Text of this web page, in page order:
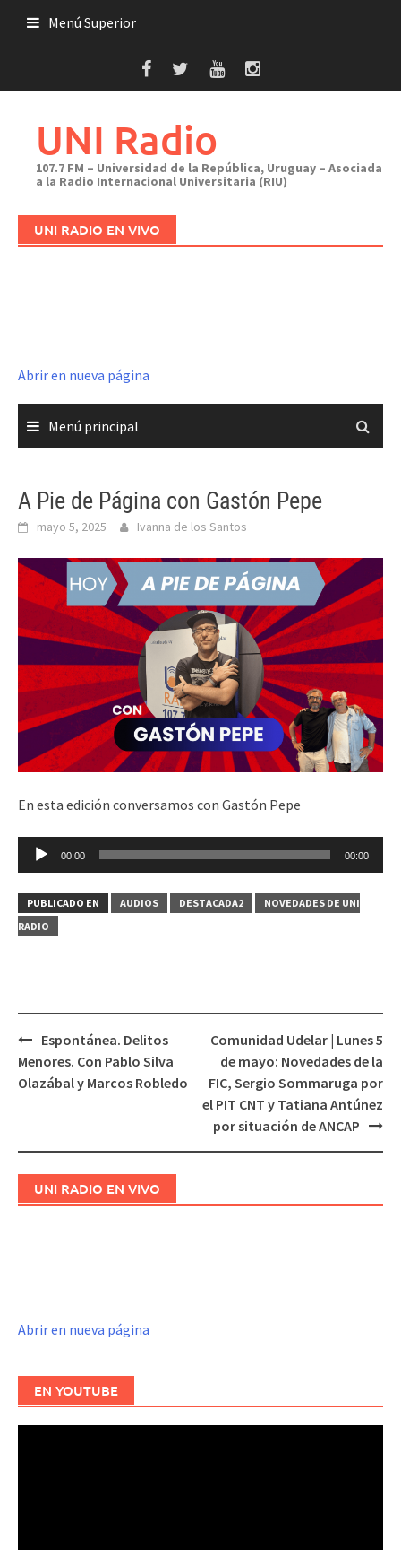
Menú Superior
UNI Radio
107.7 FM – Universidad de la República, Uruguay – Asociada
a la Radio Internacional Universitaria (RIU)
UNI RADIO EN VIVO
Abrir en nueva página
Menú principal
A Pie de Página con Gastón Pepe
mayo 5, 2025 Ivanna de los Santos
En esta edición conversamos con Gastón Pepe
Reproductor
audio
00:00 00:00
PUBLICADO EN AUDIOS DESTACADA2
NOVEDADES DE UNI
RADIO
Navegación
de
entradas
Espontánea. Delitos
Menores. Con Pablo Silva
Olazábal y Marcos Robledo
Comunidad Udelar | Lunes 5
de mayo: Novedades de la
FIC, Sergio Sommaruga por
el PIT CNT y Tatiana Antúnez
por situación de ANCAP
UNI RADIO EN VIVO
Abrir en nueva página
EN YOUTUBE